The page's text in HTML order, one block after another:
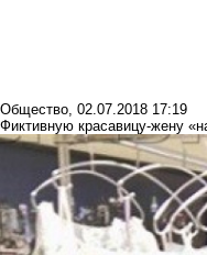
Общество, 02.07.2018 17:19
Фиктивную красавицу-жену